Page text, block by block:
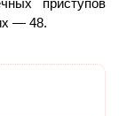
приступов
— 48.